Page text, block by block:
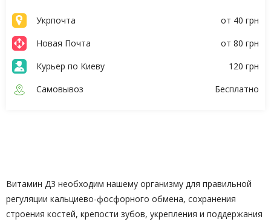
Укрпочта
от 40 грн
Новая Почта
от 80 грн
Курьер по Киеву
120 грн
Самовывоз
Бесплатно
Витамин Д3 необходим нашему организму для правильной
регуляции кальциево-фосфорного обмена, сохранения
строения костей, крепости зубов, укрепления и поддержания